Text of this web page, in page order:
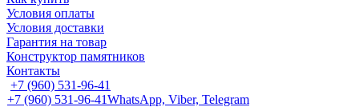
Условия оплаты
Условия доставки
Гарантия на товар
Конструктор памятников
Контакты
+7 (960) 531-96-41
+7 (960) 531-96-41WhatsApp, Viber, Telegram